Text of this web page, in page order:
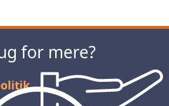
for mere?